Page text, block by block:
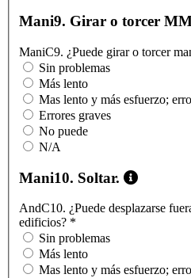
Mani9. Girar o torcer
ManiC9. ¿Puede girar o torcer
Sin problemas
Más lento
Mas lento y más esfuerzo;
Errores graves
No puede
N/A
Mani10. Soltar.
AndC10. ¿Puede desplazarse
edificios? *
Sin problemas
Más lento
Mas lento y más esfuerzo;